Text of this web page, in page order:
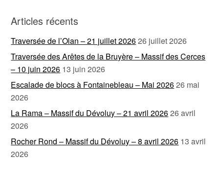
Articles récents
Traversée de l’Olan – 21 juillet 202626 juillet 2026
Traversée des Arêtes de la Bruyère – Massif des Cerces
– 10 juin 2026 13 juin 2026
Escalade de blocs à Fontainebleau – Mai 202626 mai
2026
La Rama – Massif du Dévoluy – 21 avril 202626 avril
2026
Rocher Rond – Massif du Dévoluy – 8 avril 2026 13 avril
2026